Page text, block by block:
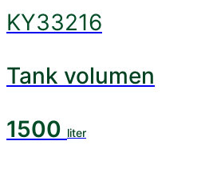
KY33216
Tank volumen
1500 liter